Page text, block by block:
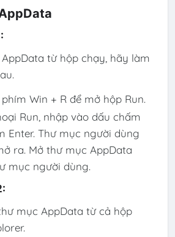
từ hộp chạy, hãy làm
Win + R để mở hộp Run.
Run, nhập vào dấu chấm
Enter. Thư mục người dùng
ra. Mở thư mục AppData
mục người dùng.
mục AppData từ cả hộp